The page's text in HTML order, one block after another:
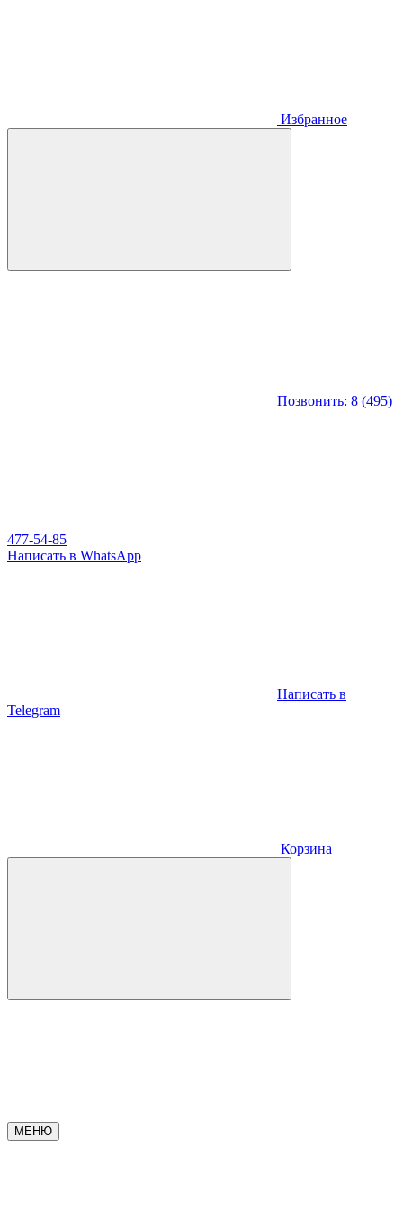
Избранное
Позвонить: 8 (495)
477-54-85
Написать в WhatsApp
Написать в
Telegram
Корзина
МЕНЮ